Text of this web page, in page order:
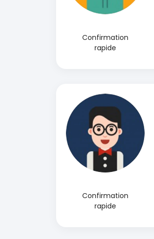
Confirmation
rapide
Confirmation
rapide